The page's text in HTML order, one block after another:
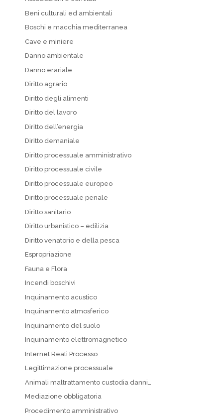
Beni culturali ed ambientali
Boschi e macchia mediterranea
Cave e miniere
Danno ambientale
Danno erariale
Diritto agrario
Diritto degli alimenti
Diritto del lavoro
Diritto dell’energia
Diritto demaniale
Diritto processuale amministrativo
Diritto processuale civile
Diritto processuale europeo
Diritto processuale penale
Diritto sanitario
Diritto urbanistico – edilizia
Diritto venatorio e della pesca
Espropriazione
Fauna e Flora
Incendi boschivi
Inquinamento acustico
Inquinamento atmosferico
Inquinamento del suolo
Inquinamento elettromagnetico
Internet Reati Processo
Legittimazione processuale
Animali maltrattamento custodia danni…
Mediazione obbligatoria
Procedimento amministrativo